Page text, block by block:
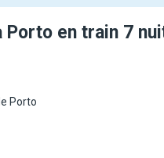
Porto en train 7
Porto